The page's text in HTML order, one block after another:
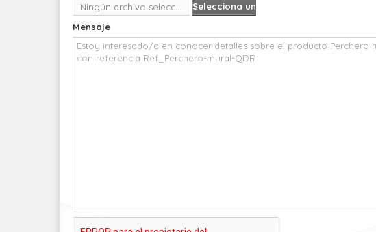
Ningún archivo seleccionadoSelecciona un
Mensaje